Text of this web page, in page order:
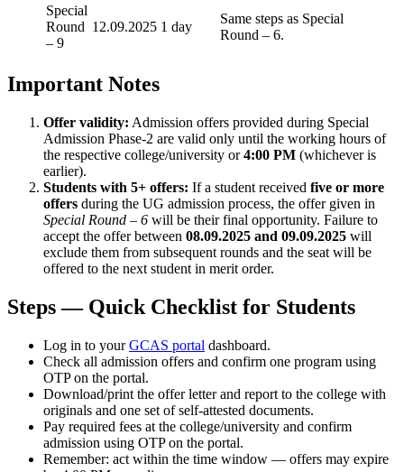
Special
Round
– 9
12.09.2025 1 day
Same steps as Special
Round – 6.
Important Notes
Offer validity: Admission offers provided during Special
Admission Phase-2 are valid only until the working hours of
the respective college/university or4:00 PM (whichever is
earlier).
Students with 5+ offers: If a student received five or more
offers during the UG admission process, the offer given in
Special Round – 6 will be their final opportunity. Failure to
accept the offer between 08.09.2025 and 09.09.2025 will
exclude them from subsequent rounds and the seat will be
offered to the next student in merit order.
Steps — Quick Checklist for Students
Log in to yourGCAS portal dashboard.
Check all admission offers and confirm one program using
OTP on the portal.
Download/print the offer letter and report to the college with
originals and one set of self-attested documents.
Pay required fees at the college/university and confirm
admission using OTP on the portal.
Remember: act within the time window — offers may expire